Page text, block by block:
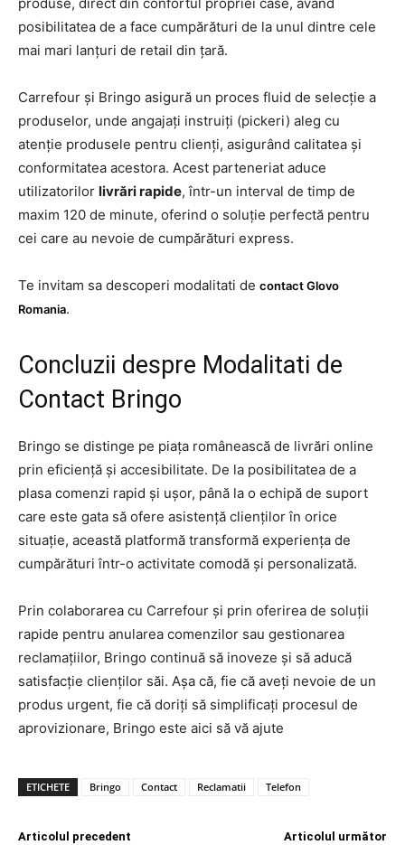
posibilitatea de a face cumpărături de la unul dintre cele
mai mari lanțuri de retail din țară.
Carrefour și Bringo asigură un proces fluid de selecție a
produselor, unde angajați instruiți (pickeri) aleg cu
atenție produsele pentru clienți, asigurând calitatea și
conformitatea acestora. Acest parteneriat aduce
utilizatorilor livrări rapide, într-un interval de timp de
maxim 120 de minute, oferind o soluție perfectă pentru
cei care au nevoie de cumpărături express.
Te invitam sa descoperi modalitati de contact Glovo
Romania.
Concluzii despre Modalitati de
Contact Bringo
Bringo se distinge pe piața românească de livrări online
prin eficiență și accesibilitate. De la posibilitatea de a
plasa comenzi rapid și ușor, până la o echipă de suport
care este gata să ofere asistență clienților în orice
situație, această platformă transformă experiența de
cumpărături într-o activitate comodă și personalizată.
Prin colaborarea cu Carrefour și prin oferirea de soluții
rapide pentru anularea comenzilor sau gestionarea
reclamațiilor, Bringo continuă să inoveze și să aducă
satisfacție clienților săi. Așa că, fie că aveți nevoie de un
produs urgent, fie că doriți să simplificați procesul de
aprovizionare, Bringo este aici să vă ajute
ETICHETE Bringo Contact Reclamatii Telefon
Articolul precedent Articolul următor